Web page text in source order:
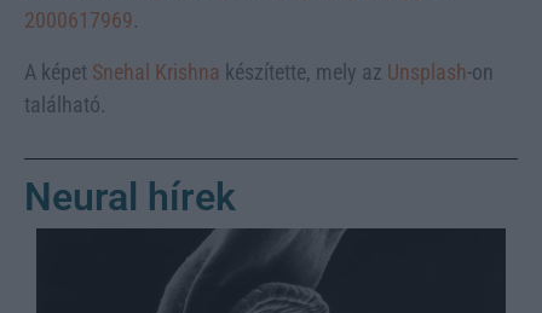
2000617969.
A képet Snehal Krishna készítette, mely az Unsplash-on
található.
Neural hírek